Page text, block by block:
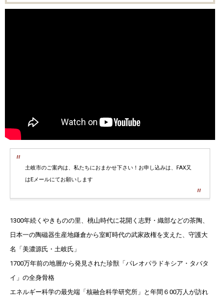
土岐市のご案内は、私たちにおまかせ下さい！お申し込みは、FAX又
はEメールにてお願いします
1300年続くやきものの里、桃山時代に花開く志野・織部などの茶陶、
日本一の陶磁器生産地鎌倉から室町時代の武家政権を支えた、守護大
名「美濃源氏・土岐氏」
1700万年前の地層から発見された珍獣「パレオパラドキシア・タバタ
イ」の全身骨格
エネルギー科学の最先端「核融合科学研究所」と年間６00万人が訪れ